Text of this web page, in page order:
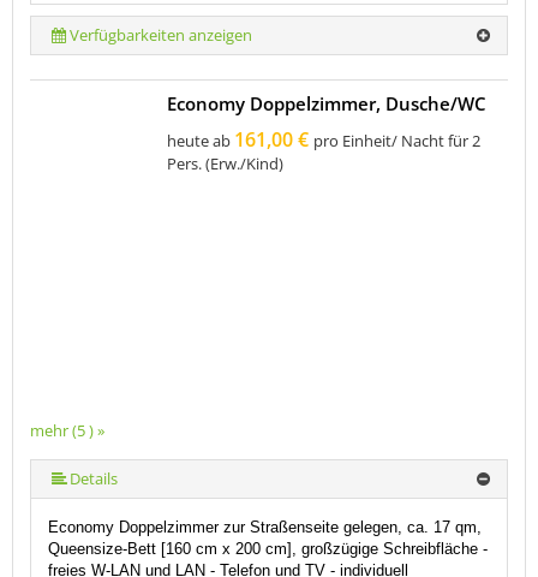
Verfügbarkeiten anzeigen
mehr (5 ) »
mehr (5 ) »
Economy Doppelzimmer, Dusche/WC
heute ab 161,00 € pro Einheit/ Nacht für 2
Pers. (Erw./Kind)
Details
Economy Doppelzimmer zur Straßenseite gelegen, ca. 17 qm,
Queensize-Bett [160 cm x 200 cm], großzügige Schreibfläche -
freies W-LAN und LAN - Telefon und TV - individuell